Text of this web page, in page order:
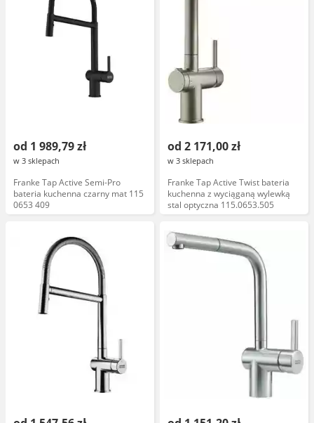
od 1 989,79 zł
w 3 sklepach
Franke Tap Active Semi-Pro
bateria kuchenna czarny mat 115
0653 409
od 2 171,00 zł
w 3 sklepach
Franke Tap Active Twist bateria
kuchenna z wyciąganą wylewką
stal optyczna 115.0653.505